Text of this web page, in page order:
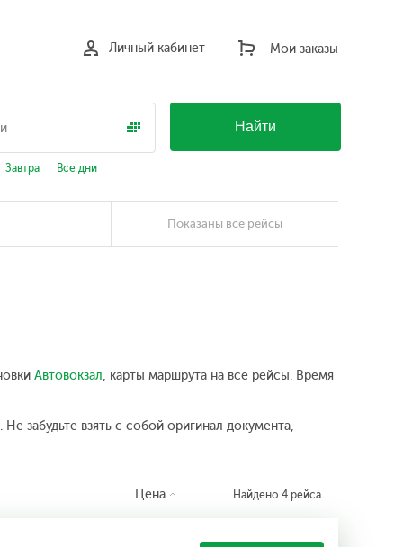
Мои заказы
Личный кабинет
Завтра Все дни
Найти
Показаны все рейсы
Автовокзал, карты маршрута на все рейсы. Время
забудьте взять с собой оригинал документа,
Цена Найдено 4 рейса.